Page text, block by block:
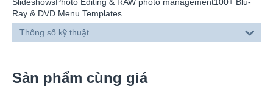
Ray & DVD Menu Templates
Thông số kỹ thuật
Sản phẩm cùng giá